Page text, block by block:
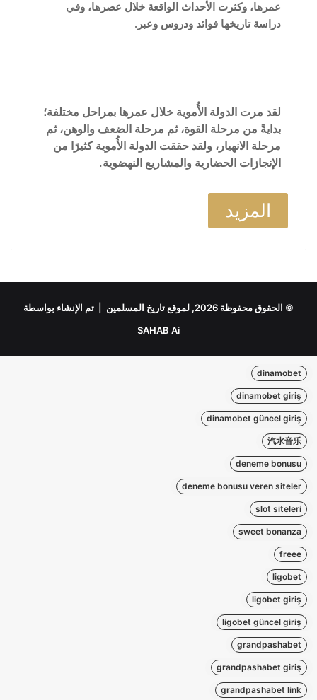
عمرها، وكثرت الأحداث الواقعة خلال عصرها، وفي
دراسة تاريخها فوائد ودروس وعبر.
لقد مرت الدولة الأُموية خلال عمرها بمراحل مختلفة؛
بدايةً من مرحلة القوة، ثم مرحلة الضعف والوهن، ثم
مرحلة الانهيار، ولقد حققت الدولة الأُموية كثيرًا من
الإنجازات الحضارية والمشاريع النهضوية.
المزيد
© الحقوق محفوظة 2026, لموقع تاريخ المسلمين | تم الإنشاء بواسطة
SAHAB Ai
dinamobet
dinamobet giriş
dinamobet güncel giriş
汽水音乐
deneme bonusu
deneme bonusu veren siteler
slot siteleri
sweet bonanza
freee
ligobet
ligobet giriş
ligobet güncel giriş
grandpashabet
grandpashabet giriş
grandpashabet link